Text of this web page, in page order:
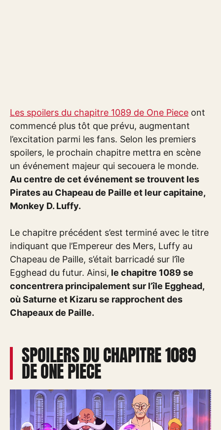
Les spoilers du chapitre 1089 de One Piece ont
commencé plus tôt que prévu, augmentant
l’excitation parmi les fans. Selon les premiers
spoilers, le prochain chapitre mettra en scène
un événement majeur qui secouera le monde.
Au centre de cet événement se trouvent les
Pirates au Chapeau de Paille et leur capitaine,
Monkey D. Luffy.
Le chapitre précédent s’est terminé avec le titre
indiquant que l’Empereur des Mers, Luffy au
Chapeau de Paille, s’était barricadé sur l’île
Egghead du futur. Ainsi, le chapitre 1089 se
concentrera principalement sur l’île Egghead,
où Saturne et Kizaru se rapprochent des
Chapeaux de Paille.
SPOILERS DU CHAPITRE 1089
DE ONE PIECE